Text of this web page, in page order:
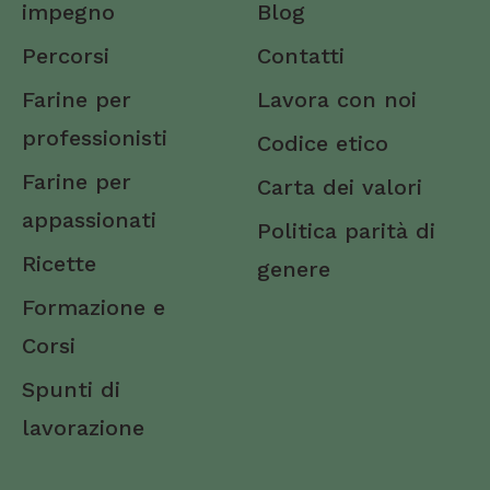
Catanzaro
Chieti
Como
Cosenza
Cremona
Crotone
Cuneo
Enna
impegno
Percorsi
Farine per
professionisti
Farine per
appassionati
Ricette
Formazione e
Corsi
Spunti di
lavorazione
Blog
Contatti
Lavora con noi
Codice etico
Carta dei valori
Politica parità di
genere